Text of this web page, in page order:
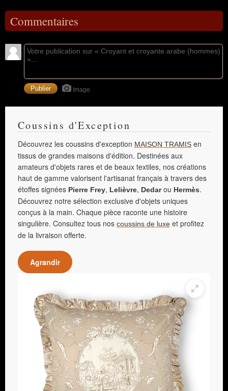
Commentaires
Image
Coussins d'Exception
Découvrez les coussins d'exception MAISON TRAMIS en
tissus de grandes maisons d'édition. Destinées aux
amateurs d'objets rares et de beaux textiles, nos créations
haut de gamme valorisent l'artisanat français à travers des
étoffes signées Pierre Frey, Lelièvre, Dedarou Hermès.
Découvrez notre sélection exclusive d'objets uniques
conçus à la main. Chaque pièce raconte une histoire
singulière. Consultez tous nos coussins de luxe et profitez
de la livraison offerte.
Agrandir